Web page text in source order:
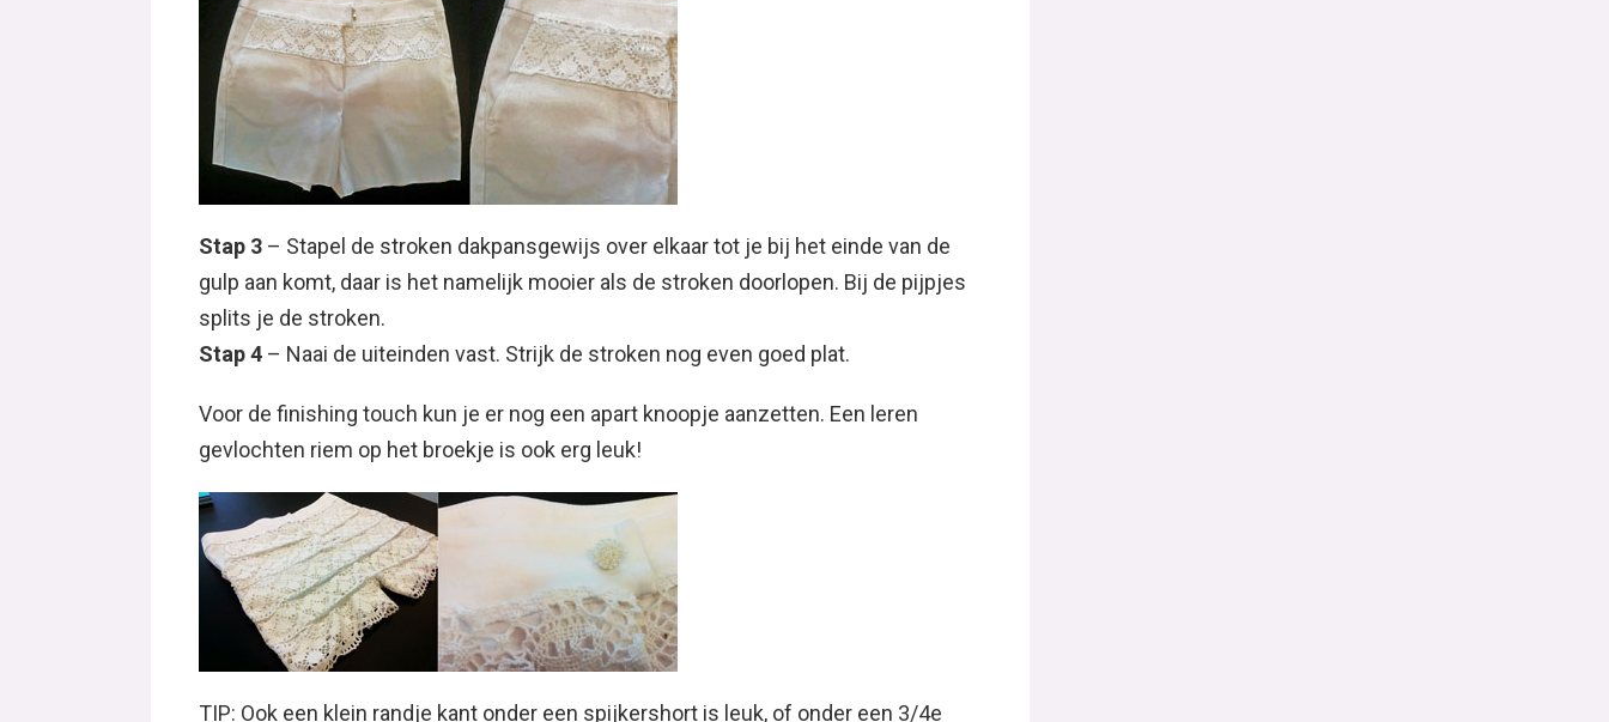
Stap 3 – Stapel de stroken dakpansgewijs over elkaar tot je bij het einde van de
gulp aan komt, daar is het namelijk mooier als de stroken doorlopen. Bij de pijpjes
splits je de stroken.
Stap 4 – Naai de uiteinden vast. Strijk de stroken nog even goed plat.
Voor de finishing touch kun je er nog een apart knoopje aanzetten. Een leren
gevlochten riem op het broekje is ook erg leuk!
TIP: Ook een klein randje kant onder een spijkershort is leuk, of onder een 3/4e